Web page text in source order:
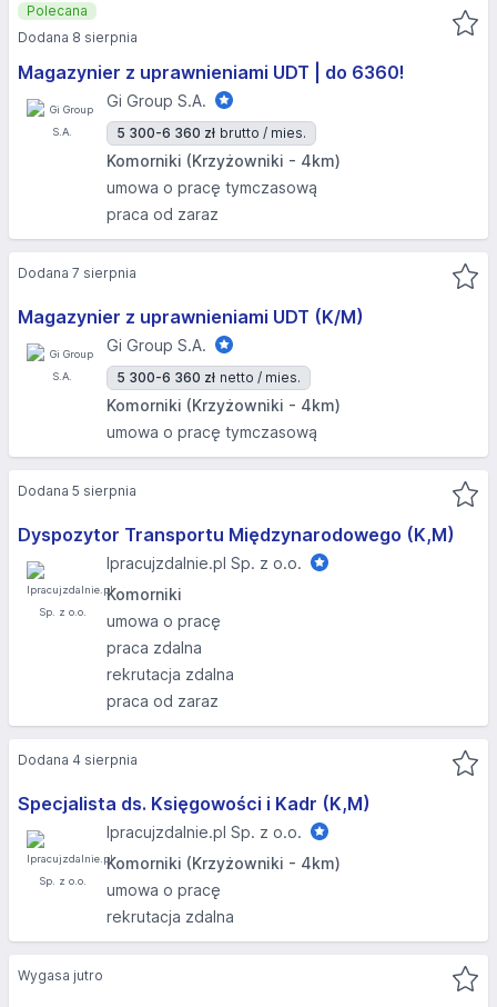
Magazynier z uprawnieniami UDT | do 6360!
Gi Group S.A.
5 300-6 360 zł brutto / mies.
Komorniki (Krzyżowniki - 4km)
umowa o pracę tymczasową
praca od zaraz
Polecana
Dodana 8 sierpnia
Magazynier z uprawnieniami UDT (K/M)
Gi Group S.A.
5 300-6 360 zł netto / mies.
Komorniki (Krzyżowniki - 4km)
umowa o pracę tymczasową
Dodana 7 sierpnia
Dyspozytor Transportu Międzynarodowego (K,M)
Ipracujzdalnie.pl Sp. z o.o.
Komorniki
umowa o pracę
praca zdalna
rekrutacja zdalna
praca od zaraz
Dodana 5 sierpnia
Specjalista ds. Księgowości i Kadr (K,M)
Ipracujzdalnie.pl Sp. z o.o.
Komorniki (Krzyżowniki - 4km)
umowa o pracę
rekrutacja zdalna
Dodana 4 sierpnia
Wygasa jutro